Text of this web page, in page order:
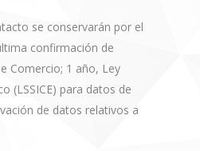
se conservarán por el
confirmación de
Comercio; 1 año, Ley
(LSSICE) para datos de
de datos relativos a